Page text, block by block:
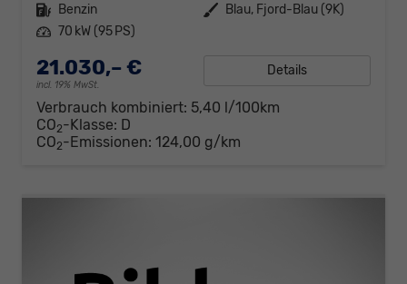
Kraftstoff Benzin Außenfarbe Blau, Fjord-Blau (9K)
Leistung 70 kW (95 PS)
21.030,– €
incl. 19% MwSt.
Details
Verbrauch kombiniert: 5,40 l/100km
CO2-Klasse: D
CO2-Emissionen: 124,00 g/km